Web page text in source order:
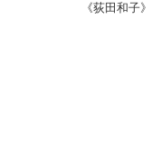
《荻田和子》